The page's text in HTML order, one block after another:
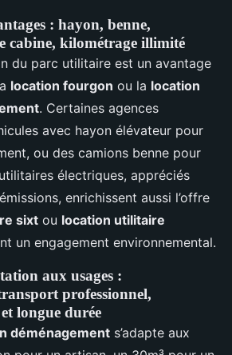
: hayon, benne,
cabine, kilométrage illimité
du parc utilitaire est un avantage
location fourgon ou la location
. Certaines agences
avec hayon élévateur pour
ou des camions benne pour
électriques, appréciés
enrichissent aussi l’offre
sixt ou location utilitaire
un engagement environnemental.
aux usages :
professionnel,
longue durée
déménagement s’adapte aux